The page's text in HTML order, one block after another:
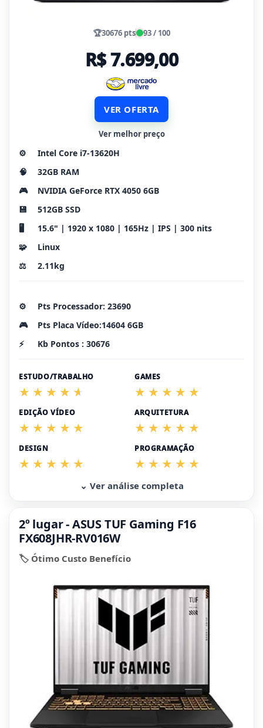
🏆30676 pts 93 / 100
R$ 7.699,00
VER OFERTA
Ver melhor preço
⚙️
Intel Core i7-13620H
🧠
32GB RAM
🎮
NVIDIA GeForce RTX 4050 6GB
💾
512GB SSD
🖥️
15.6" | 1920 x 1080 | 165Hz | IPS | 300 nits
🧩
Linux
⚖️
2.11kg
⚙️
Pts Processador: 23690
🎮
Pts Placa Vídeo:14604 6GB
⚡
Kb Pontos : 30676
ESTUDO/TRABALHO GAMES
EDIÇÃO VÍDEO ARQUITETURA
DESIGN PROGRAMAÇÃO
⌄ Ver análise completa
2º lugar - ASUS TUF Gaming F16
FX608JHR-RV016W
🏷️ Ótimo Custo Benefício